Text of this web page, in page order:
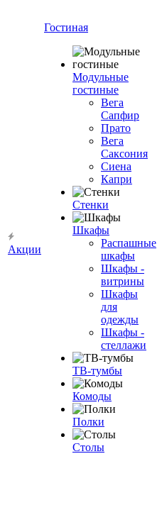
Акции
Гостиная
Модульные
гостиные
Вега
Сапфир
Прато
Вега
Саксония
Сиена
Капри
Стенки
Шкафы
Распашные
шкафы
Шкафы -
витрины
Шкафы
для
одежды
Шкафы -
стеллажи
ТВ-тумбы
Комоды
Полки
Столы